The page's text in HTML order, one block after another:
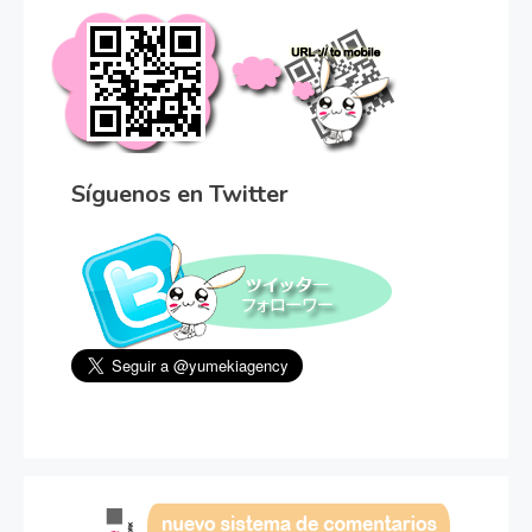
Síguenos en Twitter